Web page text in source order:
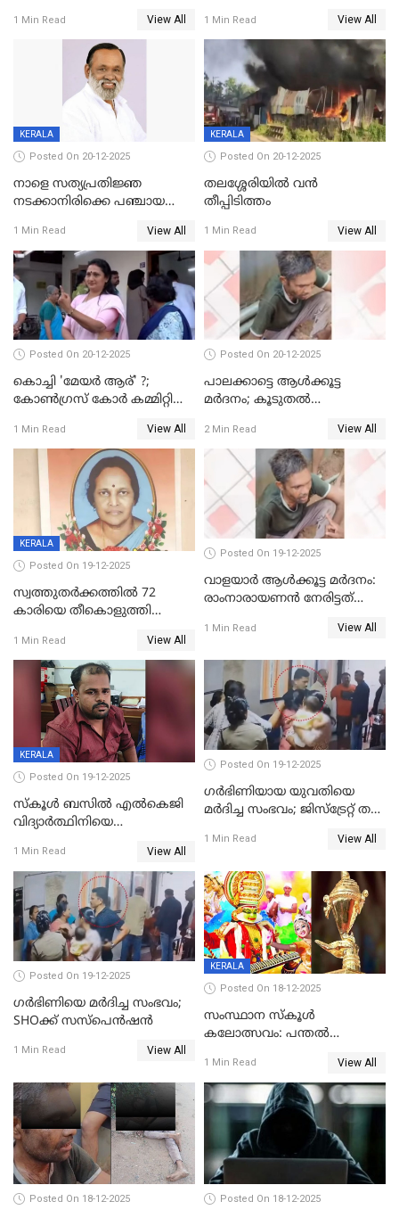
അന്വേഷിക്കും
1 Min Read View All
കഴുത്തുഞെരിച്ച് കൊന്നു
1 Min Read View All
KERALA
Posted On 20-12-2025
നാളെ സത്യപ്രതിജ്ഞ
നടക്കാനിരിക്കെ പഞ്ചായത്ത്
1 Min Read View All
KERALA
Posted On 20-12-2025
തലശ്ശേരിയിൽ വൻ
തീപ്പിടിത്തം
1 Min Read View All
Posted On 20-12-2025
കൊച്ചി 'മേയർ ആര്' ?;
കോണ്‍ഗ്രസ് കോര്‍ കമ്മിറ്റി
1 Min Read View All
Posted On 20-12-2025
പാലക്കാട്ടെ ആള്‍ക്കൂട്ട
മര്‍ദനം; കൂടുതല്‍
അംഗ സംഘമെന്ന് വിവരം
2 Min Read View All
KERALA
Posted On 19-12-2025
സ്വത്തുതര്‍ക്കത്തില്‍ 72
കാരിയെ തീകൊളുത്തി
ക്രൂരകൊലപാതകത്തില്‍
സഹോദരിപുത്രന് ജീവപര്യന്തം
1 Min Read View All
Posted On 19-12-2025
വാളയാർ ആൾക്കൂട്ട മർദനം:
രാംനാരായണൻ നേരിട്ടത്
നാൽപ്പതിലേറെ
റിപ്പോർട്ട്
1 Min Read View All
KERALA
Posted On 19-12-2025
സ്കൂൾ ബസിൽ എൽകെജി
വിദ്യാര്‍ത്ഥിനിയെ
ക്ലീനര്‍ പിടിയിൽ
1 Min Read View All
Posted On 19-12-2025
ഗര്‍ഭിണിയായ യുവതിയെ
മര്‍ദിച്ച സംഭവം; ജിസ്‌ട്രേറ്റ് തല
യുവതി
1 Min Read View All
Posted On 19-12-2025
ഗര്‍ഭിണിയെ മർദിച്ച സംഭവം;
SHOക്ക് സസ്പെൻഷൻ
1 Min Read View All
KERALA
Posted On 18-12-2025
സംസ്ഥാന സ്കൂൾ
കലോത്സവം: പന്തൽ
1 Min Read View All
Posted On 18-12-2025 Posted On 18-12-2025